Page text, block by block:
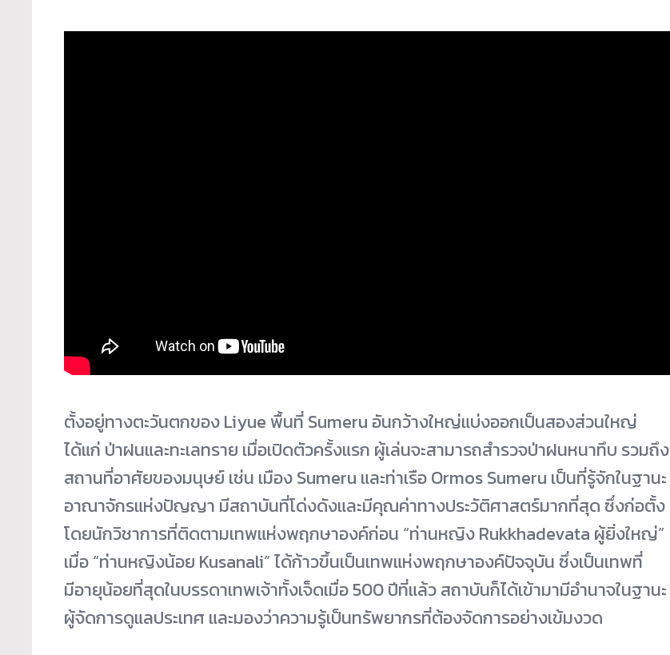
ตั้งอยู่ทางตะวันตกของ Liyue พื้นที่ Sumeru อันกว้างใหญ่แบ่งออกเป็นสองส่วนใหญ่
ได้แก่ ป่าฝนและทะเลทราย เมื่อเปิดตัวครั้งแรก ผู้เล่นจะสามารถสำรวจป่าฝนหนาทึบ รวมถึง
สถานที่อาศัยของมนุษย์ เช่น เมือง Sumeru และท่าเรือ Ormos Sumeru เป็นที่รู้จักในฐานะ
อาณาจักรแห่งปัญญา มีสถาบันที่โด่งดังและมีคุณค่าทางประวัติศาสตร์มากที่สุด ซึ่งก่อตั้ง
โดยนักวิชาการที่ติดตามเทพแห่งพฤกษาองค์ก่อน “ท่านหญิง Rukkhadevata ผู้ยิ่งใหญ่”
เมื่อ “ท่านหญิงน้อย Kusanali” ได้ก้าวขึ้นเป็นเทพแห่งพฤกษาองค์ปัจจุบัน ซึ่งเป็นเทพที่
มีอายุน้อยที่สุดในบรรดาเทพเจ้าทั้งเจ็ดเมื่อ 500 ปีที่แล้ว สถาบันก็ได้เข้ามามีอำนาจในฐานะ
ผู้จัดการดูแลประเทศ และมองว่าความรู้เป็นทรัพยากรที่ต้องจัดการอย่างเข้มงวด